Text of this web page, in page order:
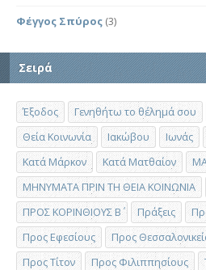
Φέγγος Σπύρος (3)
Σειρά
Έξοδος Γενηθήτω το θέλημά σου
Θεία Κοινωνία
Ιακώβου Ιωνάς
Κατά Μάρκον
Κατά Ματθαίον
ΜΗΝΥΜΑΤΑ ΠΡΙΝ ΤΗ ΘΕΙΑ ΚΟΙΝΩΝΙΑ
ΠΡΟΣ ΚΟΡΙΝΘΙΟΥΣ Β΄
Πράξεις
Προς Εφεσίους
Προς
Προς Τίτον
Προς Φιλιππησίους